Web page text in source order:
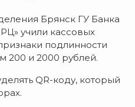
Брянск ГУ Банка
учили кассовых
подлинности
200 и 2000 рублей.
QR-коду, который